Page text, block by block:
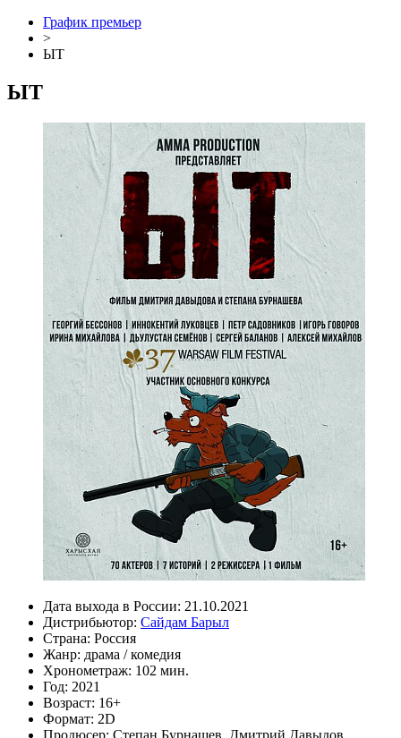
График премьер
>
ЫТ
ЫТ
Дата выхода в России: 21.10.2021
Дистрибьютор: Сайдам Барыл
Страна: Россия
Жанр: драма /комедия
Хронометраж: 102 мин.
Год: 2021
Возраст: 16+
Формат: 2D
Продюсер: Степан Бурнашев Дмитрий Давыдов